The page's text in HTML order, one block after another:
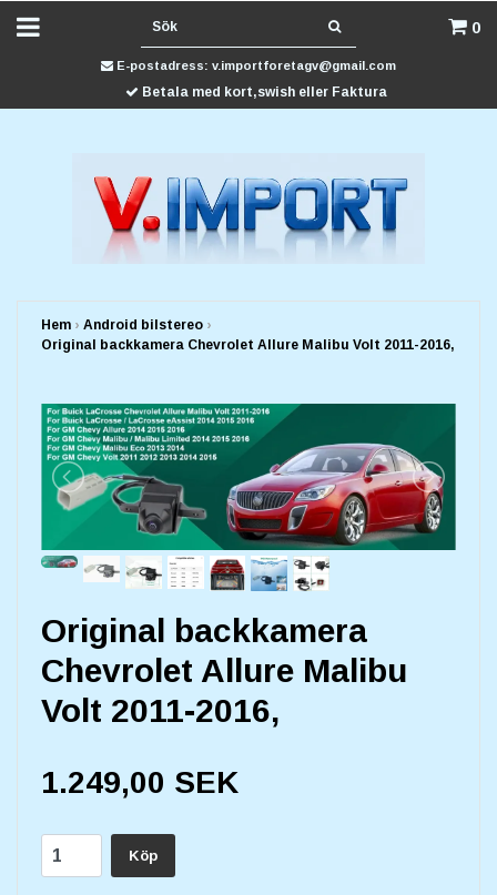
0
E-postadress: v.importforetagv@gmail.com
Betala med kort,swish eller Faktura
Hem › Android bilstereo ›
Original backkamera Chevrolet Allure Malibu Volt 2011-2016,
Original backkamera
Chevrolet Allure Malibu
Volt 2011-2016,
1.249,00 SEK
Köp